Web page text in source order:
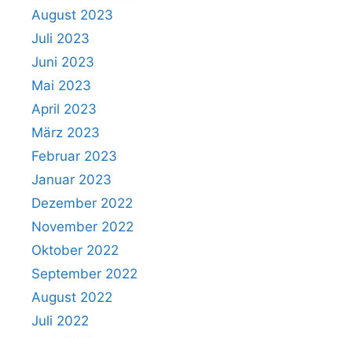
August 2023
Juli 2023
Juni 2023
Mai 2023
April 2023
März 2023
Februar 2023
Januar 2023
Dezember 2022
November 2022
Oktober 2022
September 2022
August 2022
Juli 2022